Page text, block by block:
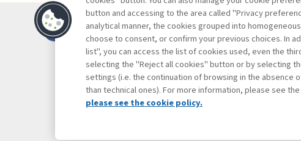
Contatti
Abbonamenti
Archivio rubriche
Privacy
Cookie policy
Whistleblowing
button and accessing to the area called "Privacy
analytical manner, the cookies grouped into
choose to consent, or confirm your previous choices. In
list", you can access the list of cookies used, even the
selecting the "Reject all cookies" button or by selecting
settings (i.e. the continuation of browsing in the
than technical ones). For more information, please see
please see the cookie policy.